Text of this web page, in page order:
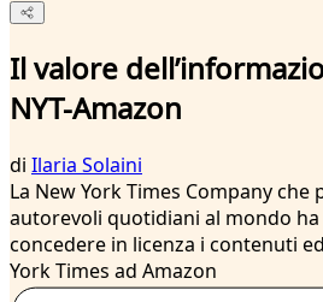
Il valore
NYT-Amazon
di Ilaria Solaini
La New York Times Company
autorevoli quotidiani al mondo
concedere in licenza i contenuti
York Times ad Amazon